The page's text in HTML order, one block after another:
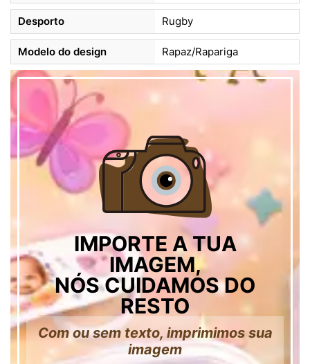
Desporto Rugby
Modelo do design Rapaz/Rapariga
IMPORTE A TUA
IMAGEM,
NÓS CUIDAMOS DO
RESTO
Com ou sem texto, imprimimos sua
imagem